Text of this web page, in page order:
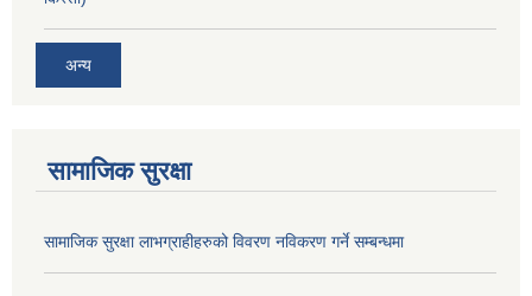
अन्य
सामाजिक सुरक्षा
सामाजिक सुरक्षा लाभग्राहीहरुको विवरण नविकरण गर्ने सम्बन्धमा